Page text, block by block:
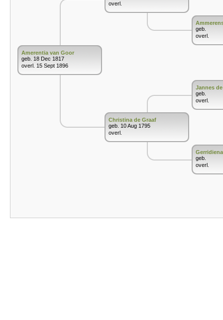
Amerentia van Goor
geb. 18 Dec 1817
overl. 15 Sept 1896
overl.
Christina de Graaf
geb. 10 Aug 1795
overl.
geb.
overl.
Jannes
geb.
overl.
geb.
overl.